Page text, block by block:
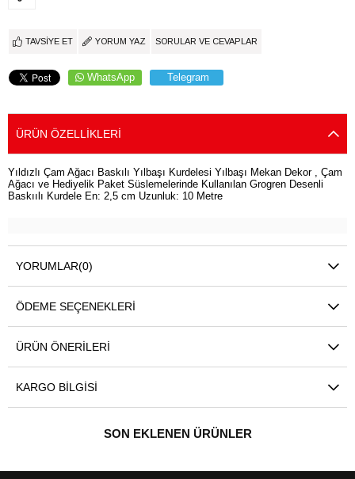
TAVSIYE ET YORUM YAZ SORULAR VE CEVAPLAR
WhatsApp Telegram
ÜRÜN ÖZELLIKLERI
Yıldızlı Çam Ağacı Baskılı Yılbaşı Kurdelesi Yılbaşı Mekan Dekor , Çam
Ağacı ve Hediyelik Paket Süslemelerinde Kullanılan Grogren Desenli
Baskıılı Kurdele En: 2,5 cm Uzunluk: 10 Metre
YORUMLAR(0)
ÖDEME SEÇENEKLERI
ÜRÜN ÖNERILERI
KARGO BILGISI
SON EKLENEN ÜRÜNLER